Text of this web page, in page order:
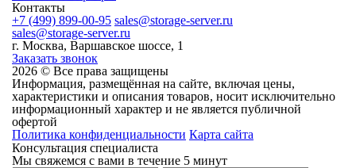
Контакты
+7 (499) 899-00-95 sales@storage-server.ru
sales@storage-server.ru
г. Москва, Варшавское шоссе, 1
Заказать звонок
2026 © Все права защищены
Информация, размещённая на сайте, включая цены,
характеристики и описания товаров, носит исключительно
информационный характер и не является публичной
офертой
Политика конфиденциальности Карта сайта
Консультация специалиста
Мы свяжемся с вами в течение 5 минут